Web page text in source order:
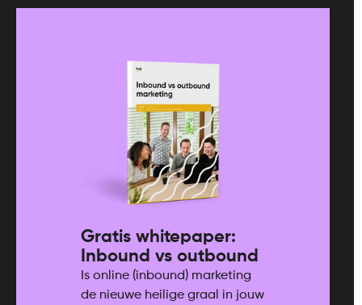
Gratis whitepaper:
Inbound vs outbound
Is online (inbound) marketing
de nieuwe heilige graal in jouw